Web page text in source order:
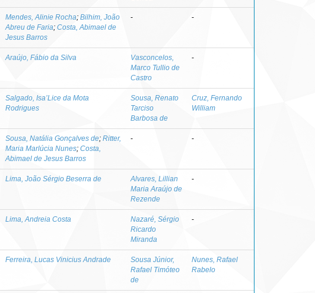
Mendes, Alinie Rocha; Bilhim, João
Abreu de Faria; Costa, Abimael de
Jesus Barros
- -
Araújo, Fábio da Silva
Vasconcelos,
Marco Tullio de
Castro
-
Salgado, Isa’Lice da Mota
Rodrigues
Sousa, Renato
Tarciso
Barbosa de
Cruz, Fernando
William
Sousa, Natália Gonçalves de; Ritter,
Maria Marlúcia Nunes; Costa,
Abimael de Jesus Barros
- -
Lima, João Sérgio Beserra de
Alvares, Lillian
Maria Araújo de
Rezende
-
Lima, Andreia Costa
Nazaré, Sérgio
Ricardo
Miranda
-
Ferreira, Lucas Vinicius Andrade
Sousa Júnior,
Rafael Timóteo
de
Nunes, Rafael
Rabelo